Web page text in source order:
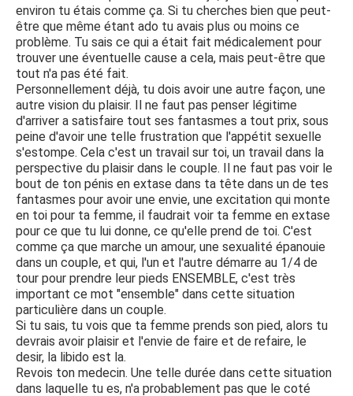
environ tu étais comme ça. Si tu cherches bien que peut-
être que même étant ado tu avais plus ou moins ce
problème. Tu sais ce qui a était fait médicalement pour
trouver une éventuelle cause a cela, mais peut-être que
tout n'a pas été fait.
Personnellement déjà, tu dois avoir une autre façon, une
autre vision du plaisir. Il ne faut pas penser légitime
d'arriver a satisfaire tout ses fantasmes a tout prix, sous
peine d'avoir une telle frustration que l'appétit sexuelle
s'estompe. Cela c'est un travail sur toi, un travail dans la
perspective du plaisir dans le couple. Il ne faut pas voir le
bout de ton pénis en extase dans ta tête dans un de tes
fantasmes pour avoir une envie, une excitation qui monte
en toi pour ta femme, il faudrait voir ta femme en extase
pour ce que tu lui donne, ce qu'elle prend de toi. C'est
comme ça que marche un amour, une sexualité épanouie
dans un couple, et qui, l'un et l'autre démarre au 1/4 de
tour pour prendre leur pieds ENSEMBLE, c'est très
important ce mot "ensemble" dans cette situation
particulière dans un couple.
Si tu sais, tu vois que ta femme prends son pied, alors tu
devrais avoir plaisir et l'envie de faire et de refaire, le
desir, la libido est la.
Revois ton medecin. Une telle durée dans cette situation
dans laquelle tu es, n'a probablement pas que le coté